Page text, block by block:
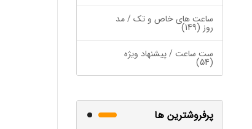
ساعت های خاص و تک / مد
روز (149)
ست ساعت / پیشنهاد ویژه
(54)
پرفروشترین ها